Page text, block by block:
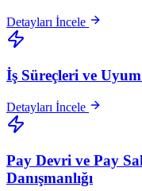
Detayları İncele
İş Süreçleri ve Uyum
Detayları İncele
Pay Devri ve Pay
Danışmanlığı